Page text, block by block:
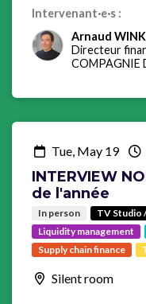
Intervenant·e·s :
Arnaud
Directeur
COMPAGNIE
Tue, May 19
INTERVIEW
de l'année
In person
TV Studio
Liquidity management
Supply chain finance
Silent room